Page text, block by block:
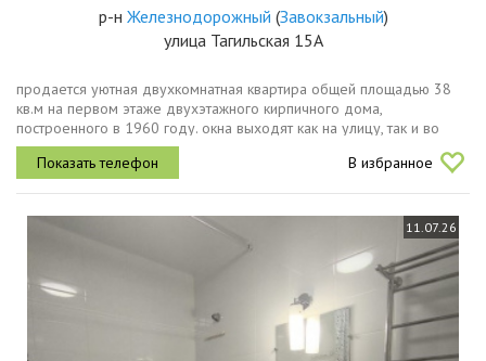
р-н Железнодорожный (Завокзальный)
улица Тагильская 15А
продается уютная двухкомнатная квартира общей площадью 38
кв.м на первом этаже двухэтажного кирпичного дома,
построенного в 1960 году. окна выходят как на улицу, так и во
двор, что обеспечивает хорошую освещенность в течение дня.
все окна...
В избранное
11.07.26